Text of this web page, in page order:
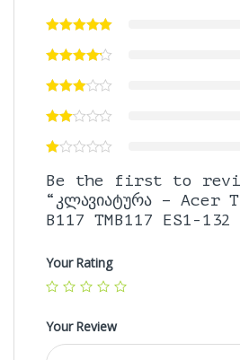
Be the first to
“კლავიატურა – Acer
B117 TMB117 ES1-
Your Rating
Your Review